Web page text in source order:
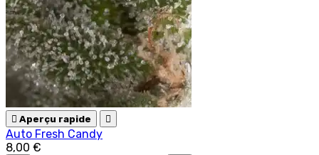
 Aperçu rapide 
Auto Fresh Candy
8,00 €